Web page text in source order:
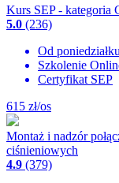
Kurs SEP - kategoria
5.0 (236)
Od
Szkolenie
Certyfikat SEP
615 zł/os
Montaż i nadzór
ciśnieniowych
4.9 (379)